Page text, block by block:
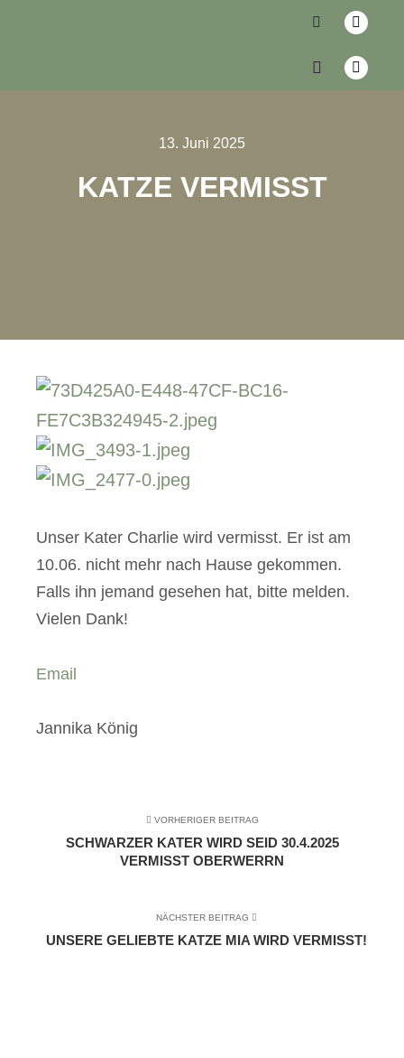
13. Juni 2025
KATZE VERMISST
Unser Kater Charlie wird vermisst. Er ist am
10.06. nicht mehr nach Hause gekommen.
Falls ihn jemand gesehen hat, bitte melden.
Vielen Dank!
Email
Jannika König
VORHERIGER BEITRAG
SCHWARZER KATER WIRD SEID 30.4.2025
VERMISST OBERWERRN
NÄCHSTER BEITRAG
UNSERE GELIEBTE KATZE MIA WIRD VERMISST!